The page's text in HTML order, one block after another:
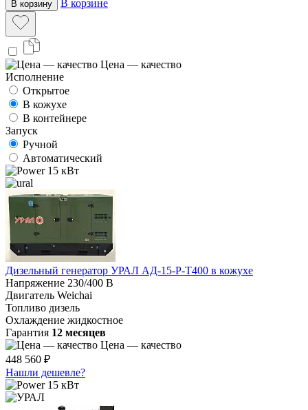
В корзину В корзине
Цена — качество
Исполнение
Открытое
В кожухе
В контейнере
Запуск
Ручной
Автоматический
15 кВт
Дизельный генератор УРАЛ АД-15-Р-Т400 в кожухе
Напряжение 230/400 В
Двигатель Weichai
Топливо дизель
Охлаждение жидкостное
Гарантия 12 месяцев
Цена — качество
448 560 ₽
Нашли дешевле?
15 кВт